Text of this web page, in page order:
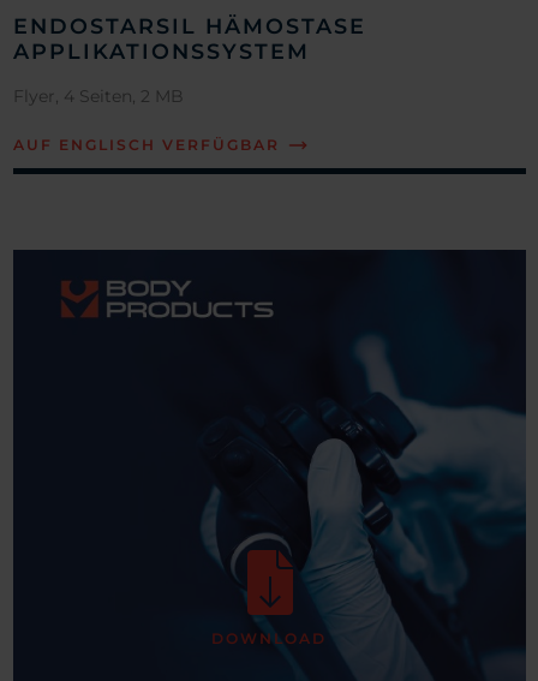
ENDOSTARSIL HÄMOSTASE
APPLIKATIONSSYSTEM
Flyer, 4 Seiten, 2 MB
AUF ENGLISCH VERFÜGBAR
DOWNLOAD